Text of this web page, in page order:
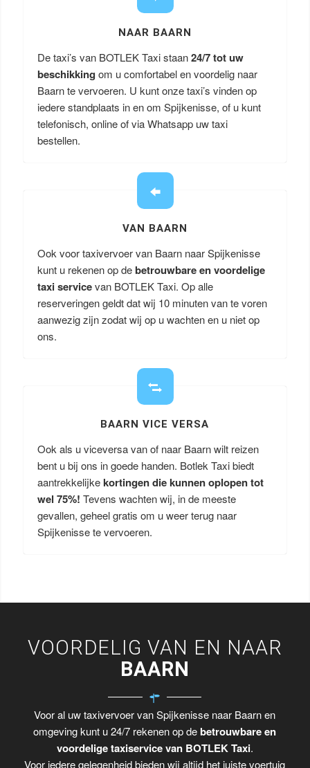
NAAR BAARN
De taxi’s van BOTLEK Taxi staan24/7 tot uw
beschikking om u comfortabel en voordelig naar
Baarn te vervoeren. U kunt onze taxi’s vinden op
iedere standplaats in en om Spijkenisse, of u kunt
telefonisch, online of via Whatsapp uw taxi
bestellen.
VAN BAARN
Ook voor taxivervoer van Baarn naar Spijkenisse
kunt u rekenen op debetrouwbare en voordelige
taxi servicevan BOTLEK Taxi. Op alle
reserveringen geldt dat wij 10 minuten van te voren
aanwezig zijn zodat wij op u wachten en u niet op
ons.
BAARN VICE VERSA
Ook als u viceversa van of naar Baarn wilt reizen
bent u bij ons in goede handen. Botlek Taxi biedt
aantrekkelijkekortingen die kunnen oplopen tot
wel 75%! Tevens wachten wij, in de meeste
gevallen, geheel gratis om u weer terug naar
Spijkenisse te vervoeren.
VOORDELIG VAN EN NAAR
BAARN
Voor al uw taxivervoer van Spijkenisse naar Baarn en
omgeving kunt u 24/7 rekenen op debetrouwbare en
voordelige taxiservice van BOTLEK Taxi.
Voor iedere gelegenheid bieden wij altijd het juiste voertuig